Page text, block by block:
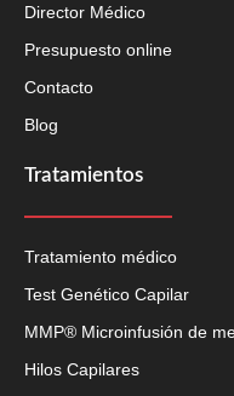
Director Médico
Presupuesto online
Contacto
Blog
Tratamientos
Tratamiento médico
Test Genético Capilar
MMP® Microinfusión de
Hilos Capilares